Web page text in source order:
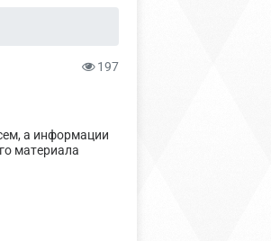
197
а информации
материала